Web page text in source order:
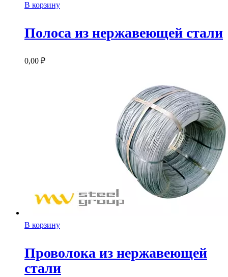
В корзину
Полоса из нержавеющей стали
0,00 ₽
В корзину
Проволока из нержавеющей
стали